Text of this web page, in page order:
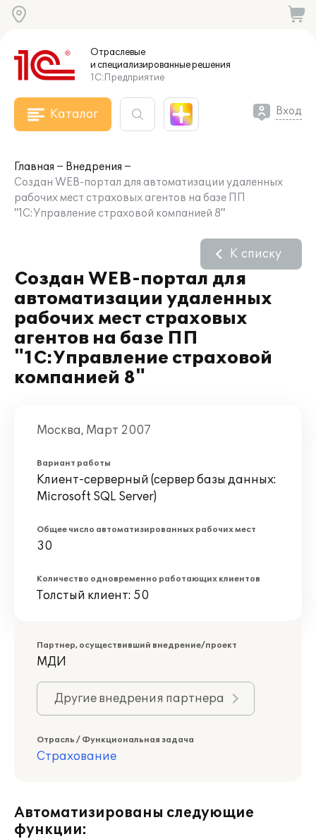
Отраслевые
и специализированныерешения
1С:Предприятие
Каталог Вход
Главная
Внедрения
Создан WEB-портал для автоматизации удаленных
рабочих мест страховых агентов на базе ПП
"1С:Управление страховой компанией 8"
Создан WEB-портал для
автоматизации удаленных
рабочих мест страховых
агентов на базе ПП
"1С:Управление страховой
компанией 8"
К списку
Москва, Март 2007
Вариант работы
Клиент-серверный (сервер базы данных:
Microsoft SQL Server)
Общее число автоматизированных рабочих мест
30
Количество одновременно работающих клиентов
Толстый клиент: 50
Партнер, осуществивший внедрение/проект
МДИ
Другие внедрения партнера
Отрасль / Функциональная задача
Страхование
Автоматизированы следующие
функции: